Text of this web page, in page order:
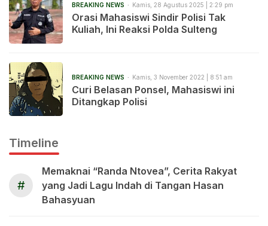
BREAKING NEWS Kamis, 28 Agustus 2025 | 2:29 pm
Orasi Mahasiswi Sindir Polisi Tak
Kuliah, Ini Reaksi Polda Sulteng
BREAKING NEWS Kamis, 3 November 2022 | 8:51 am
Curi Belasan Ponsel, Mahasiswi ini
Ditangkap Polisi
Timeline
#
Memaknai “Randa Ntovea”, Cerita Rakyat
yang Jadi Lagu Indah di Tangan Hasan
Bahasyuan